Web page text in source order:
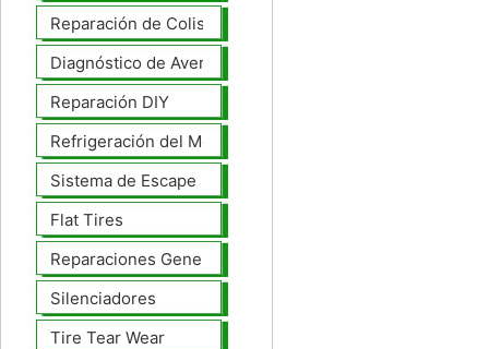
Reparación de Colisiones
Diagnóstico de Averías
Reparación DIY
Refrigeración del Motor
Sistema de Escape
Flat Tires
Reparaciones Generales
Silenciadores
Tire Tear Wear